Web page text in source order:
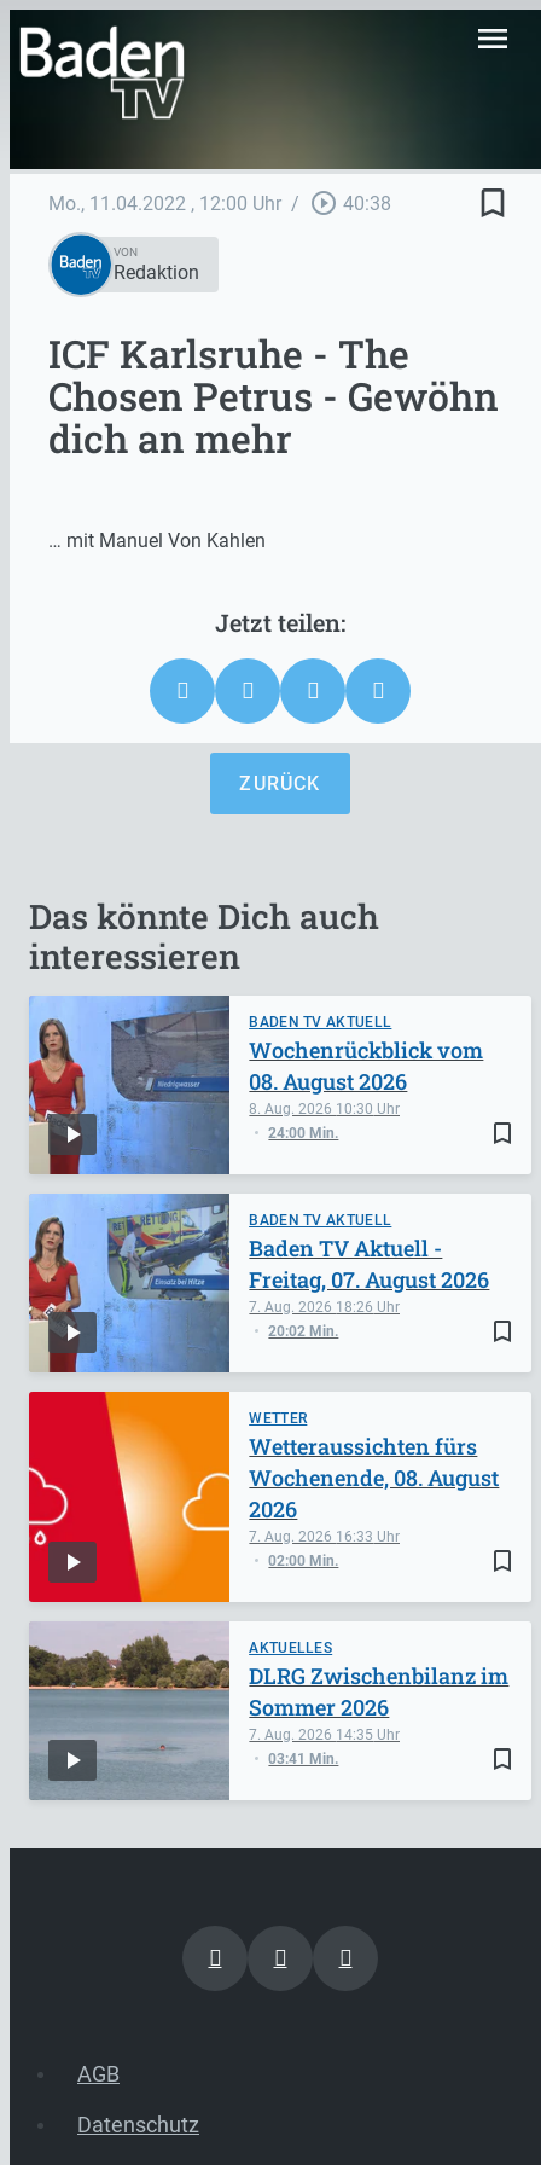
menu
Mo., 11.04.2022 , 12:00 Uhr / play_circle_outline 40:38 bookmark_border
VON
Redaktion
ICF Karlsruhe - The
Chosen Petrus - Gewöhn
dich an mehr
… mit Manuel Von Kahlen
ZURÜCK
Das könnte Dich auch
interessieren
BADEN TV AKTUELL
bookmark_border
8. Aug. 2026 10:30
24:00 Min.
Wochenrückblick vom
08. August 2026
BADEN TV AKTUELL
bookmark_border
7. Aug. 2026 18:26
20:02 Min.
Baden TV Aktuell -
Freitag, 07. August 2026
WETTER
bookmark_border
7. Aug. 2026 16:33
02:00 Min.
Wetteraussichten fürs
Wochenende, 08. August
2026
AKTUELLES
bookmark_border
7. Aug. 2026 14:35
03:41 Min.
DLRG Zwischenbilanz im
Sommer 2026
AGB
Datenschutz